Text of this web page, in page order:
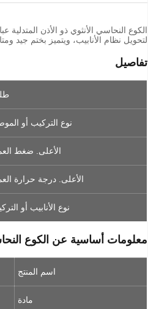
الكوع النحاسي الأنثوي ذو الأذن
لتحويل نظام الأنابيب، ويتميز بختم جيد
تفاصيل
نوع التركيب أو
الأعلى. ضغط
الأعلى. درجة حرارة
نوع الأنابيب أو
معلومات أساسية عن الكوع
اسم المنتج
مادة